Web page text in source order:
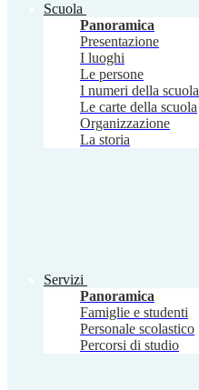
Scuola
Panoramica
Presentazione
I luoghi
Le persone
I numeri della scuola
Le carte della scuola
Organizzazione
La storia
Servizi
Panoramica
Famiglie e studenti
Personale scolastico
Percorsi di studio